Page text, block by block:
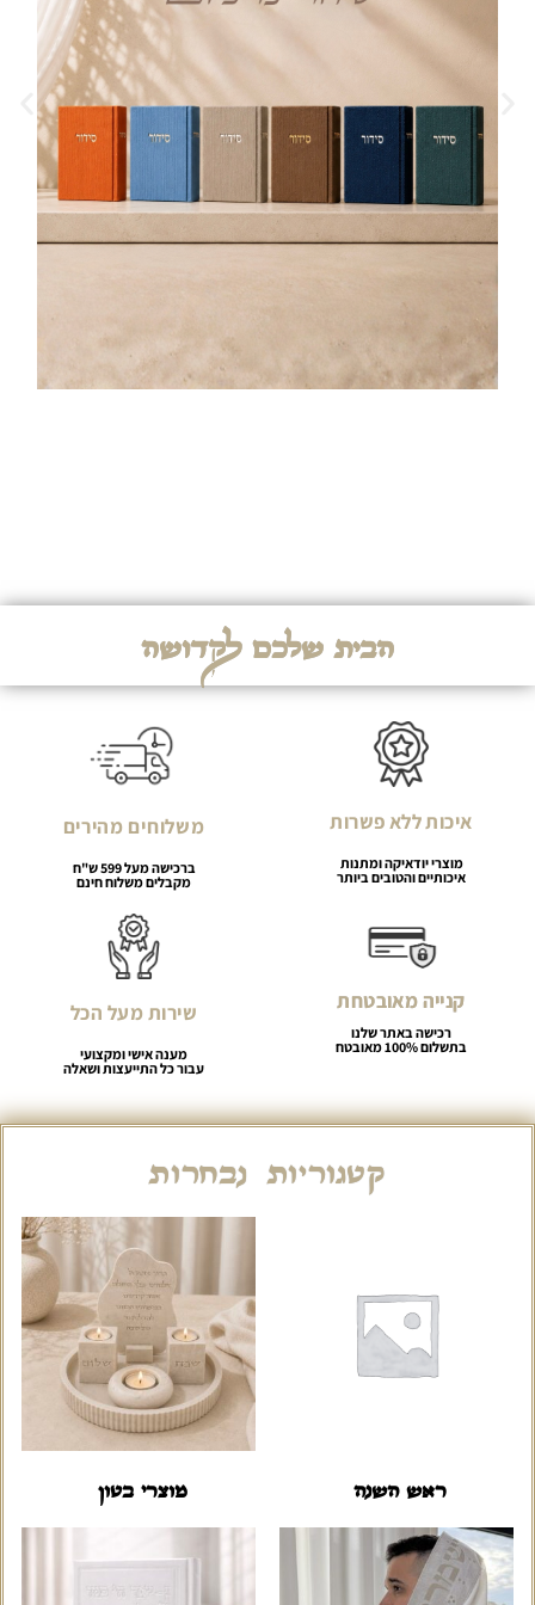
הבית שלכם לקדושה
איכות ללא פשרות
מוצרי יודאיקה ומתנות
איכותיים והטובים ביותר
משלוחים מהירים
ברכישה מעל 599 ש"ח
מקבלים משלוח חינם
קנייה מאובטחת
רכישה באתר שלנו
בתשלום 100% מאובטח
שירות מעל הכל
מענה אישי ומקצועי
עבור כל התייעצות ושאלה
קטגוריות נבחרות
ראש השנה מוצרי בטון